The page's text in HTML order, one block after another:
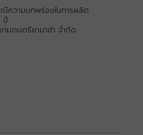
ความบกพร่องในการผลิต
ปี
มดนตรียามาฮ่า จำกัด